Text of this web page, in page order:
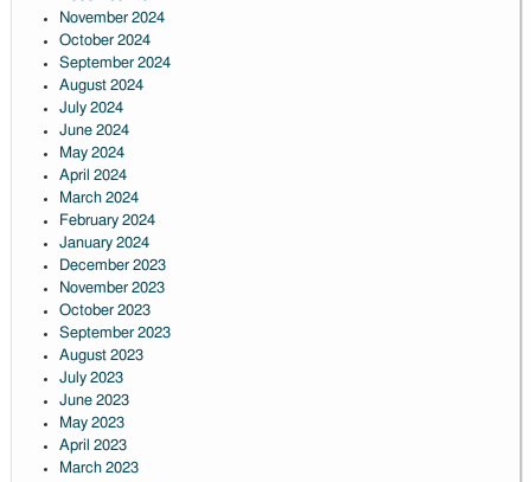
November 2024
October 2024
September 2024
August 2024
July 2024
June 2024
May 2024
April 2024
March 2024
February 2024
January 2024
December 2023
November 2023
October 2023
September 2023
August 2023
July 2023
June 2023
May 2023
April 2023
March 2023